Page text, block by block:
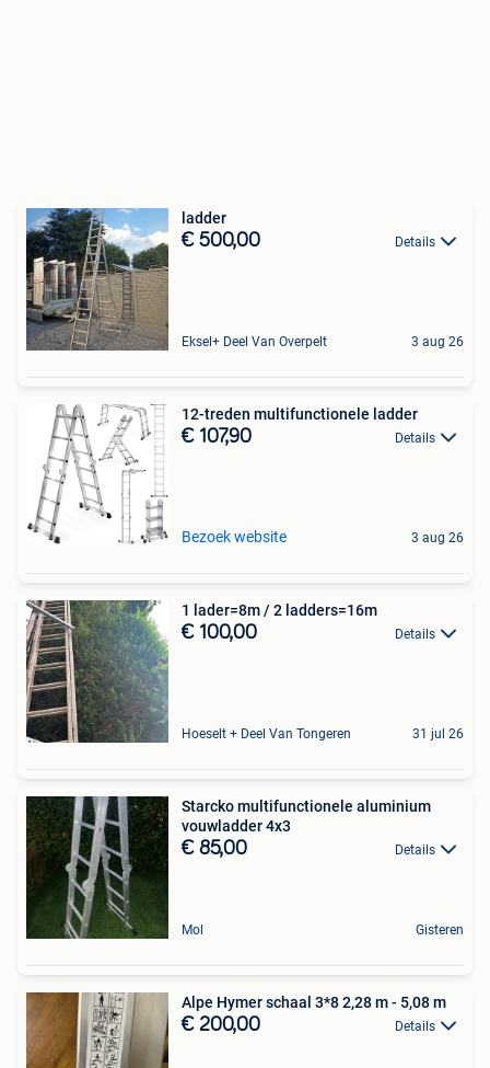
ladder
€ 500,00 Details
Eksel+ Deel Van Overpelt 3 aug 26
12-treden multifunctionele ladder
€ 107,90 Details
Bezoek website 3 aug 26
1 lader=8m / 2 ladders=16m
€ 100,00 Details
Hoeselt + Deel Van Tongeren 31 jul 26
Starcko multifunctionele aluminium
vouwladder 4x3
€ 85,00 Details
Mol Gisteren
Alpe Hymer schaal 3*8 2,28 m - 5,08 m
€ 200,00 Details